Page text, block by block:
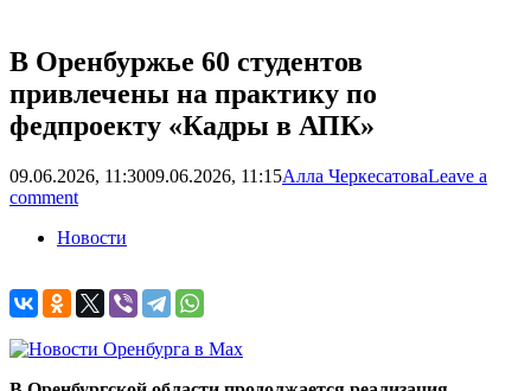
В Оренбуржье 60 студентов
привлечены на практику по
федпроекту «Кадры в АПК»
09.06.2026, 11:3009.06.2026, 11:15Алла ЧеркесатоваLeave a
comment
Новости